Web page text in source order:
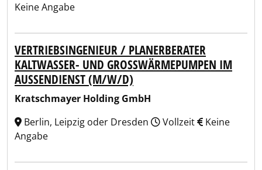
Keine Angabe
VERTRIEBSINGENIEUR / PLANERBERATER
KALTWASSER- UND GROSSWÄRMEPUMPEN IM A
USSENDIENST (M/W/D)
Kratschmayer Holding GmbH
Berlin, Leipzig oder Dresden
Vollzeit
Keine
Angabe